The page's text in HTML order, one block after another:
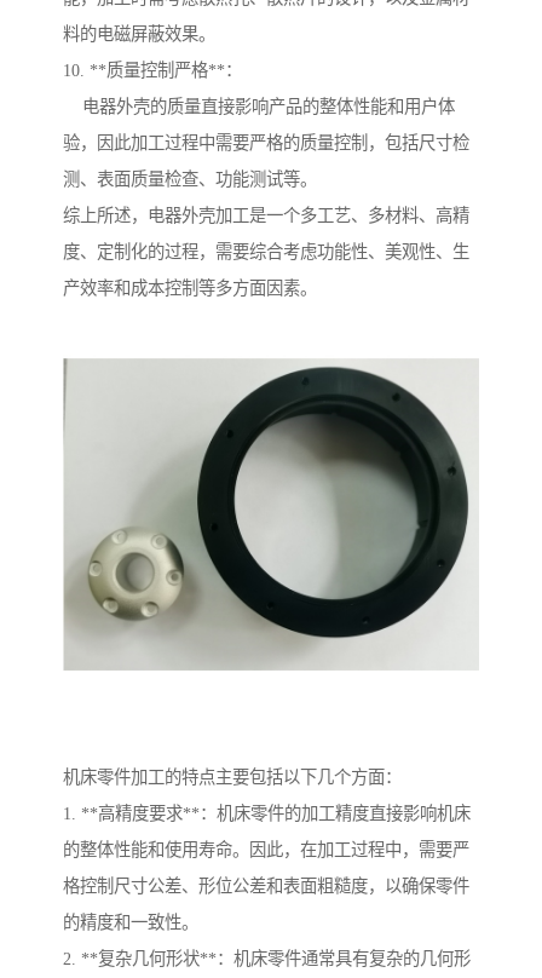
料的电磁屏蔽效果。
10. **质量控制严格**：
电器外壳的质量直接影响产品的整体性能和用户体
验，因此加工过程中需要严格的质量控制，包括尺寸检
测、表面质量检查、功能测试等。
综上所述，电器外壳加工是一个多工艺、多材料、高精
度、定制化的过程，需要综合考虑功能性、美观性、生
产效率和成本控制等多方面因素。
机床零件加工的特点主要包括以下几个方面：
1. **高精度要求**：机床零件的加工精度直接影响机床
的整体性能和使用寿命。因此，在加工过程中，需要严
格控制尺寸公差、形位公差和表面粗糙度，以确保零件
的精度和一致性。
2. **复杂几何形状**：机床零件通常具有复杂的几何形